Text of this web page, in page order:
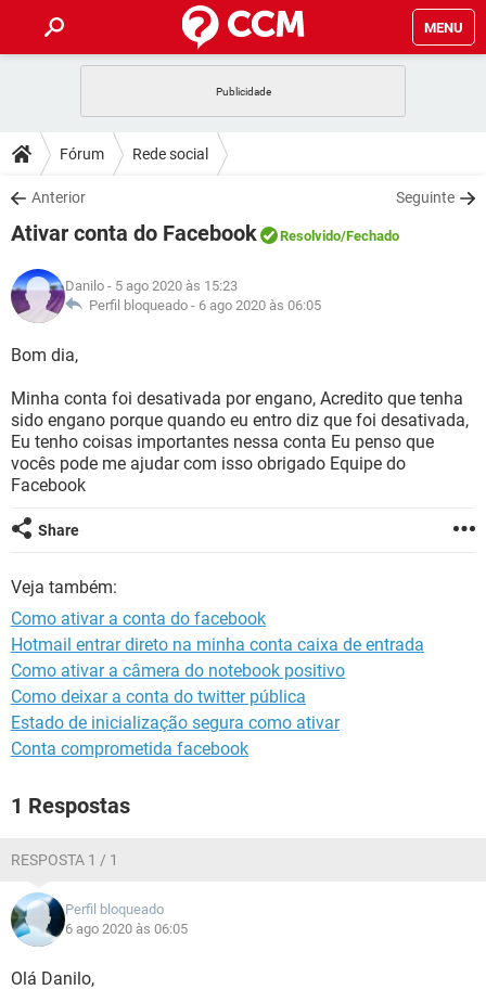
MENU
CELULAR
OUTLOOK
INSTAGRAM GMAIL
GUIA DE COMPRAS
DICAS
JOGOS
INSTAGRAM
GUIA DE COMPRAS
DOWNLOADS
JOGOS WHATSAPP
CELULAR
OUTLOOK EXCEL
INSTAGRAM
JOGOS
CELULAR
OUTLOOK
INSTAGRAM GMAIL
GUIA DE COMPRAS
GLOSSÁRIO
JOGOS
OUTLOOK EXCEL
INSTAGRAM GMAIL
GUIA DE COMPRAS
Fórum Rede social
Anterior Seguinte
Ativar conta do Facebook Resolvido/Fechado
Danilo - 5 ago 2020 às 15:23
Perfil bloqueado - 6 ago 2020 às 06:05
Bom dia,
Minha conta foi desativada por engano, Acredito que tenha
sido engano porque quando eu entro diz que foi desativada,
Eu tenho coisas importantes nessa conta Eu penso que
vocês pode me ajudar com isso obrigado Equipe do
Facebook
Share
Veja também:
Como ativar a conta do facebook
Hotmail entrar direto na minha conta caixa de entrada
Como ativar a câmera do notebook positivo
Como deixar a conta do twitter pública
Estado de inicialização segura como ativar
Conta comprometida facebook
1 Respostas
RESPOSTA 1 / 1
Perfil bloqueado
6 ago 2020 às 06:05
Olá Danilo,